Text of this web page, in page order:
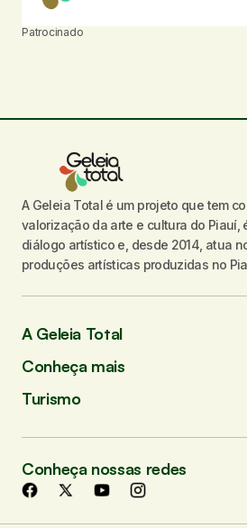
Patrocinado
A Geleia Total é um projeto que tem
valorização da arte e cultura do Piauí,
diálogo artístico e, desde 2014, atua
produções artísticas produzidas no
A Geleia Total
Conheça mais
Turismo
Conheça nossas redes